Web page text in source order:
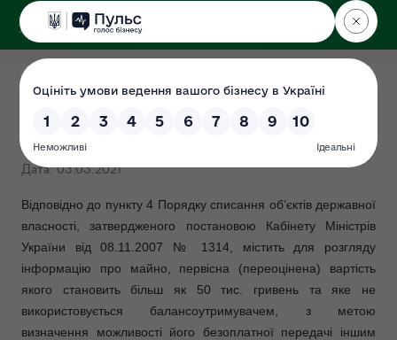
ДЕРЖЕКОІНСПЕКЦІЯ
Інформація про майно, яке
пропонується до передачі
Дата: 03.03.2021
Відповідно до пункту 4 Порядку списання об’єктів державної
власності, затвердженого постановою Кабінету Міністрів
України від 08.11.2007 № 1314, містить для розгляду
інформацію про майно, первісна (переоцінена) вартість
якого становить більш як 50 тис. гривень та яке не
використовується балансоутримувачем, з метою
визначення можливості його безоплатної передачі іншим